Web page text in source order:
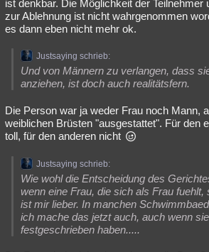
ist denkbar. Die Möglichkeit der Teilnehmer
zur Ablehnung ist nicht wahrgenommen
es dann eben nicht mehr ok.
Justsaying schrieb:
Und von Männern zu verlangen, dass
anziehen, ist doch auch realitätsfern.
Die Person war ja weder Frau noch Mann,
weiblichen Brüsten "ausgestattet". Für den
toll, für den anderen nicht
Justsaying schrieb:
Wie wohl die Entscheidung des
wenn eine Frau, die sich als Frau fuehlt,
ist mir lieber. In manchen
ich mache das jetzt auch, auch wenn
festgeschrieben haben.....